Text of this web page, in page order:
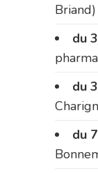
Briand)
du
du
du